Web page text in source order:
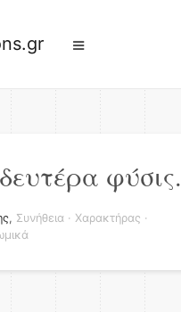
φύσις.
, Συνήθεια · Χαρακτήρας ·